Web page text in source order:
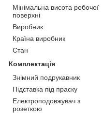
Мінімальна висота робочої
поверхні
Виробник
Країна виробник
Стан
Комплектація
Знімний подрукавник
Підставка під праску
Електроподовжувач з
розеткою